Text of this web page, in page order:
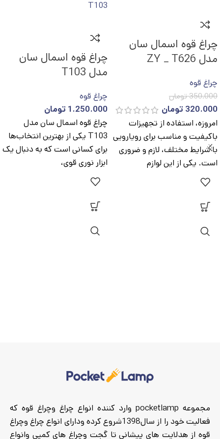
چراغ قوه اسمال سان
مدل ZY _ T626
چراغ قوه
350.000تومان
320.000 تومان
امروزه، استفاده از تجهیزات
باکیفیت و مناسب برای رویارویی
با شرایط مختلف، لازم و ضروری
است. یکی از این لوازم
چراغ قوه اسمال سان
مدل T103
چراغ قوه
1.250.000 تومان
چراغ قوه اسمال سان مدل
T103 یکی از بهترین انتخاب‌ها
برای کسانی است که به دنبال یک
ابزار نوری قوی،
مجموعه pocketlamp وارد کننده انواع چراغ وچراغ قوه که
فعالیت خود را از سال1398شروع کرده ودارای انواع چراغ وچراغ
قوه از هدلایت های پیشانی تا گجت وچراغ های کمپی وانواع